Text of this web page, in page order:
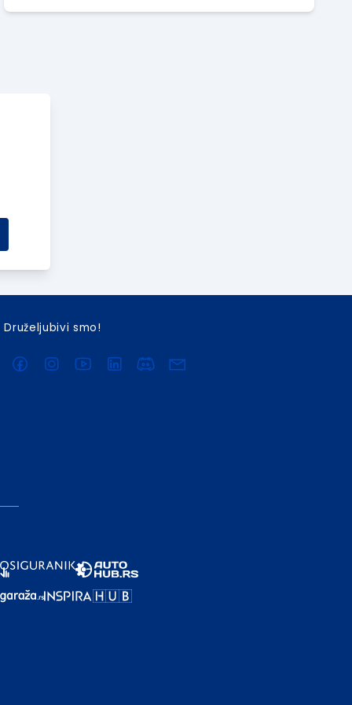
radiš i stvaraš, d
Druželjubivi smo!